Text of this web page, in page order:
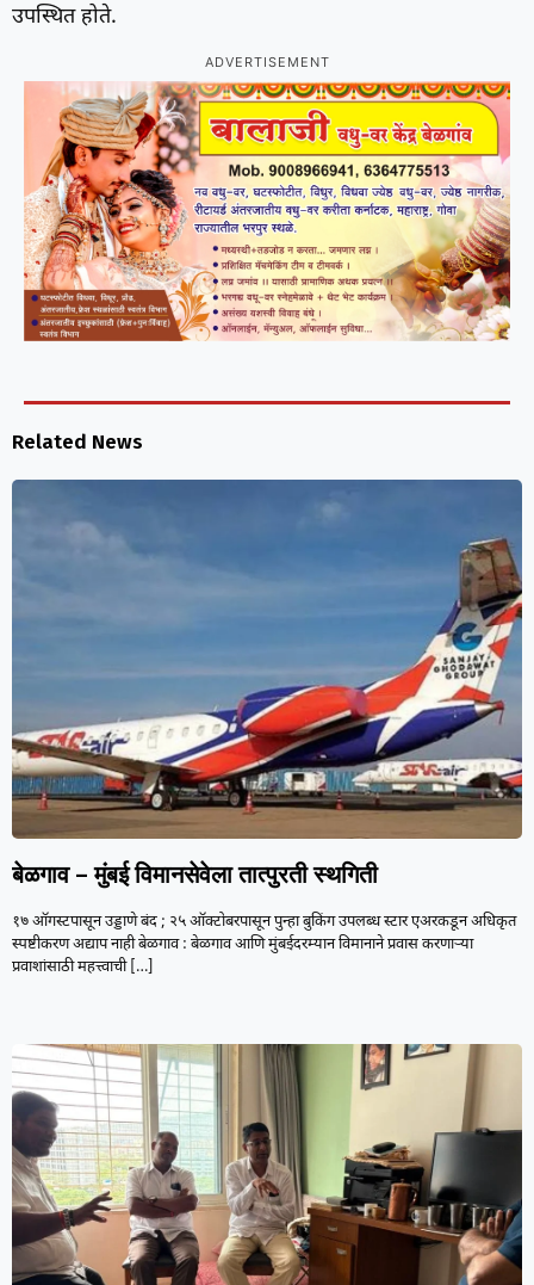
उपस्थित होते.
ADVERTISEMENT
Related News
बेळगाव – मुंबई विमानसेवेला तात्पुरती स्थगिती
१७ ऑगस्टपासून उड्डाणे बंद ; २५ ऑक्टोबरपासून पुन्हा बुकिंग उपलब्ध स्टार एअरकडून अधिकृत
स्पष्टीकरण अद्याप नाही बेळगाव : बेळगाव आणि मुंबईदरम्यान विमानाने प्रवास करणाऱ्या
प्रवाशांसाठी महत्त्वाची[…]